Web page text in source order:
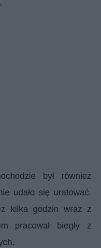
był również
udało się uratować.
kilka godzin wraz z
pracował biegły z